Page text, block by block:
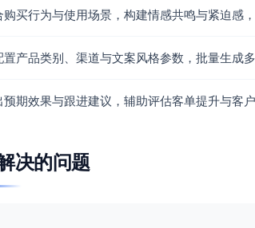
购买行为与使用场景，构建情感共鸣与紧迫感
置产品类别、渠道与文案风格参数，批量生成
预期效果与跟进建议，辅助评估客单提升与客
决的问题